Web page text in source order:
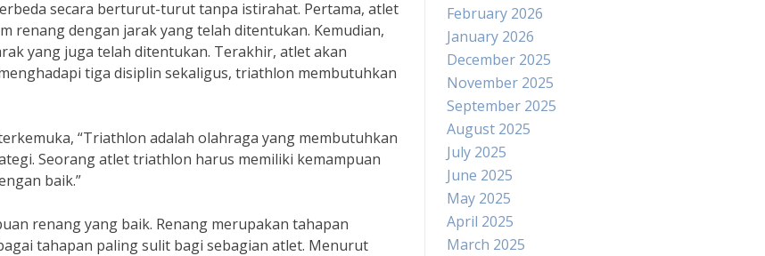
secara berturut-turut tanpa istirahat. Pertama, atlet
renang dengan jarak yang telah ditentukan. Kemudian,
yang juga telah ditentukan. Terakhir, atlet akan
tiga disiplin sekaligus, triathlon membutuhkan
“Triathlon adalah olahraga yang membutuhkan
Seorang atlet triathlon harus memiliki kemampuan
baik.”
renang yang baik. Renang merupakan tahapan
tahapan paling sulit bagi sebagian atlet. Menurut
February 2026
January 2026
December 2025
November 2025
September 2025
August 2025
July 2025
June 2025
May 2025
April 2025
March 2025